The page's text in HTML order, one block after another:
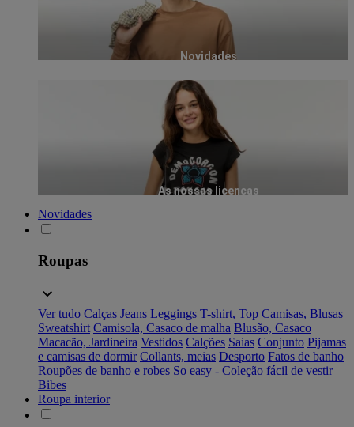
Novidades
As nossas licenças
Novidades
Roupas
Ver tudo Calças Jeans Leggings T-shirt, Top Camisas, Blusas
Sweatshirt Camisola, Casaco de malha Blusão, Casaco
Macacão, Jardineira Vestidos Calções Saias Conjunto Pijamas
e camisas de dormir Collants, meias Desporto Fatos de banho
Roupões de banho e robes So easy - Coleção fácil de vestir
Bibes
Roupa interior